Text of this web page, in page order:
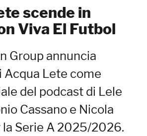
scende in
Viva El Futbol
Group annuncia
Acqua Lete come
del podcast di Lele
Cassano e Nicola
la Serie A 2025/2026.